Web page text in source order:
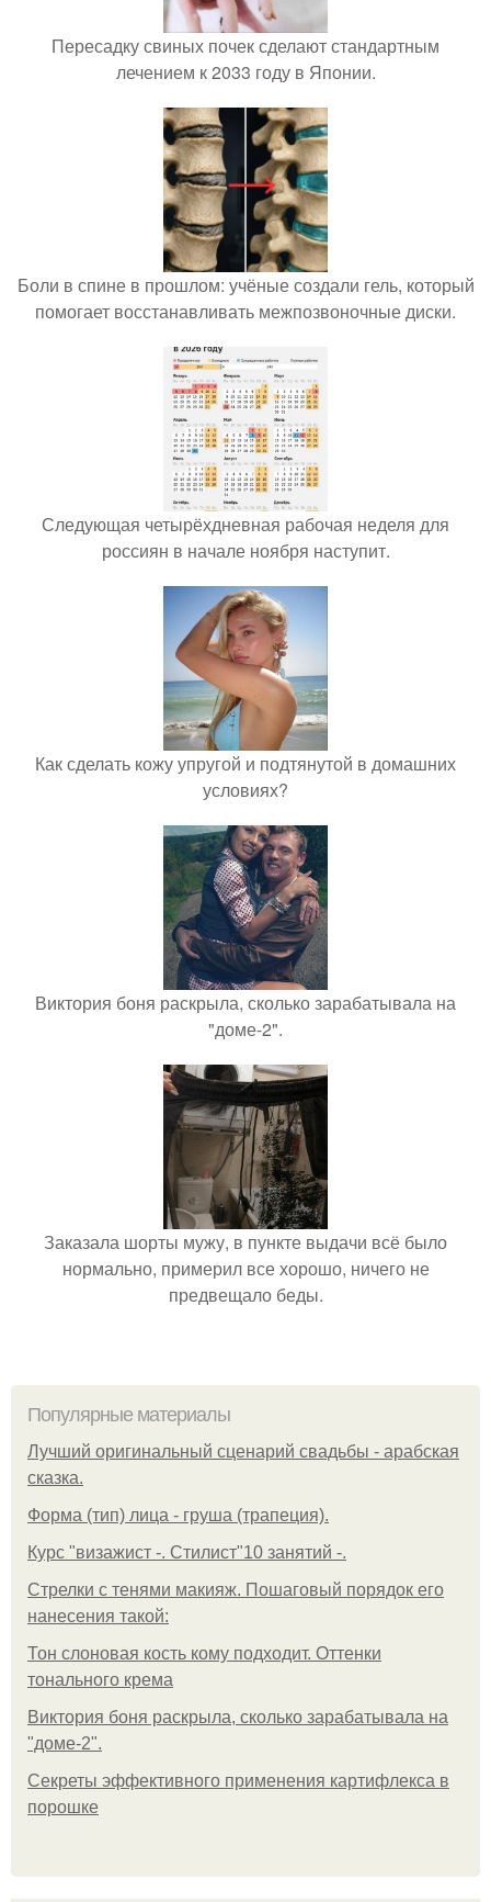
Пересадку свиных почек сделают стандартным
лечением к 2033 году в Японии.
Боли в спине в прошлом: учёные создали гель, который
помогает восстанавливать межпозвоночные диски.
Следующая четырёхдневная рабочая неделя для
россиян в начале ноября наступит.
Как сделать кожу упругой и подтянутой в домашних
условиях?
Виктория боня раскрыла, сколько зарабатывала на
"доме-2".
Заказала шорты мужу, в пункте выдачи всё было
нормально, примерил все хорошо, ничего не
предвещало беды.
Популярные материалы
Лучший оригинальный сценарий свадьбы - арабская
сказка.
Форма (тип) лица - груша (трапеция).
Курс "визажист -. Стилист"10 занятий -.
Стрелки с тенями макияж. Пошаговый порядок его
нанесения такой:
Тон слоновая кость кому подходит. Оттенки
тонального крема
Виктория боня раскрыла, сколько зарабатывала на
"доме-2".
Секреты эффективного применения картифлекса в
порошке